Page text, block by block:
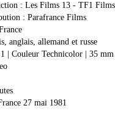
: Les Films 13 - TF1
: Parafrance Films
anglais, allemand et russe
| Couleur Technicolor | 35 mm
27 mai 1981